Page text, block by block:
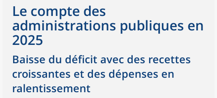
Le compte des
administrations publiques en
2025
Baisse du déficit avec des recettes
croissantes et des dépenses en
ralentissement